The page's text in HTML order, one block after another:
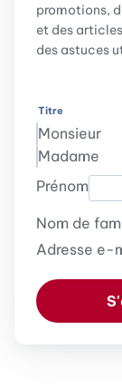
promotions,
et des
des astuces
Titre
Monsieur
Madame
Prénom
Nom de
Adresse e-